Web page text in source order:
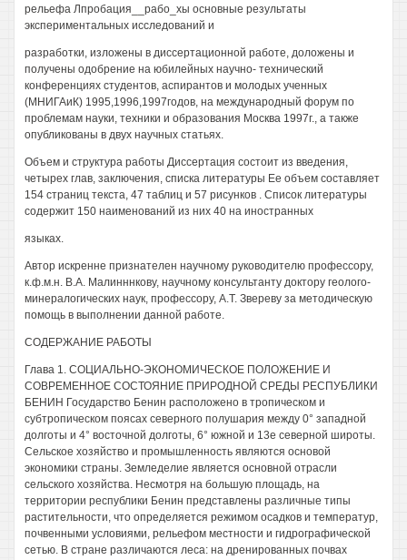
рельефа Лпробация__рабо_хы основные результаты
экспериментальных исследований и
разработки, изложены в диссертационной работе, доложены и
получены одобрение на юбилейных научно- технический
конференциях студентов, аспирантов и молодых ученных
(МНИГАиК) 1995,1996,1997годов, на международный форум по
проблемам науки, техники и образования Москва 1997г., а также
опубликованы в двух научных статьях.
Объем и структура работы Диссертация состоит из введения,
четырех глав, заключения, списка литературы Ее объем составляет
154 страниц текста, 47 таблиц и 57 рисунков . Список литературы
содержит 150 наименований из них 40 на иностранных
языках.
Автор искренне признателен научному руководителю профессору,
к.ф.м.н. В.А. Малинннкову, научному консультанту доктору геолого-
минералогических наук, профессору, А.Т. Звереву за методическую
помощь в выполнении данной работе.
СОДЕРЖАНИЕ РАБОТЫ
Глава 1. СОЦИАЛЬНО-ЭКОНОМИЧЕСКОЕ ПОЛОЖЕНИЕ И
СОВРЕМЕННОЕ СОСТОЯНИЕ ПРИРОДНОЙ СРЕДЫ РЕСПУБЛИКИ
БЕНИН Государство Бенин расположено в тропическом и
субтропическом поясах северного полушария между 0° западной
долготы и 4° восточной долготы, 6° южной и 13е северной широты.
Сельское хозяйство и промышленность являются основой
экономики страны. Земледелие является основной отрасли
сельского хозяйства. Несмотря на большую площадь, на
территории республики Бенин представлены различные типы
растительности, что определяется режимом осадков и температур,
почвенными условиями, рельефом местности и гидрографической
сетью. В стране различаются леса: на дренированных почвах